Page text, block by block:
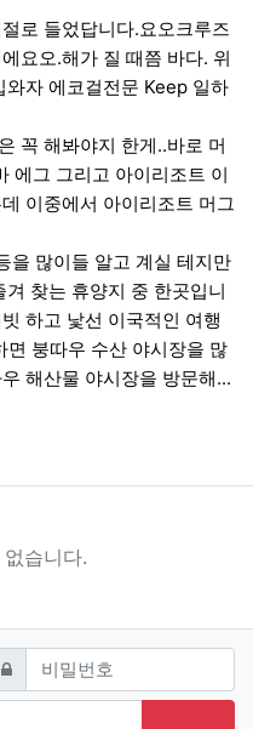
로 들었답니다.요오크루즈
요오.해가 질 때쯤 바다. 위
자 에코걸전문 Keep 일하
꼭 해봐야지 한게..바로 머
에그 그리고 아이리조트 이
이중에서 아이리조트 머그
을 많이들 알고 계실 테지만
찾는 휴양지 중 한곳입니
하고 낯선 이국적인 여행
면 붕따우 수산 야시장을 많
해산물 야시장을 방문해...
습니다.
밀번호필수